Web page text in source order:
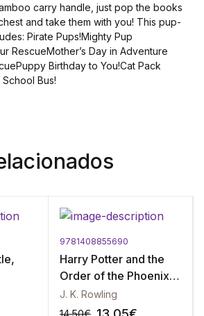
carry handle, just pop the books
and take them with you! This pup-
Pirate Pups!Mighty Pup
RescueMother’s Day in Adventure
Birthday to You!Cat Pack
Bus!
9781408855690
Harry Potter and the
Order of the Phoenix
(Nr 5)
J. K. Rowling